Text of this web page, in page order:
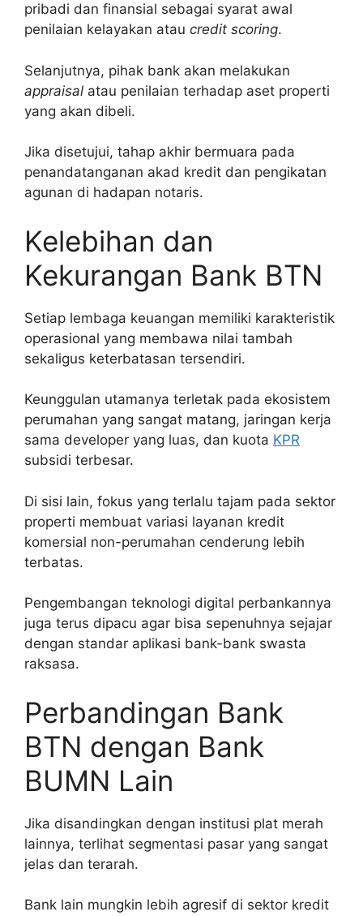
pribadi dan finansial sebagai syarat awal
penilaian kelayakan atau credit scoring.
Selanjutnya, pihak bank akan melakukan
appraisal atau penilaian terhadap aset properti
yang akan dibeli.
Jika disetujui, tahap akhir bermuara pada
penandatanganan akad kredit dan pengikatan
agunan di hadapan notaris.
Kelebihan dan
Kekurangan Bank BTN
Setiap lembaga keuangan memiliki karakteristik
operasional yang membawa nilai tambah
sekaligus keterbatasan tersendiri.
Keunggulan utamanya terletak pada ekosistem
perumahan yang sangat matang, jaringan kerja
sama developer yang luas, dan kuota KPR
subsidi terbesar.
Di sisi lain, fokus yang terlalu tajam pada sektor
properti membuat variasi layanan kredit
komersial non-perumahan cenderung lebih
terbatas.
Pengembangan teknologi digital perbankannya
juga terus dipacu agar bisa sepenuhnya sejajar
dengan standar aplikasi bank-bank swasta
raksasa.
Perbandingan Bank
BTN dengan Bank
BUMN Lain
Jika disandingkan dengan institusi plat merah
lainnya, terlihat segmentasi pasar yang sangat
jelas dan terarah.
Bank lain mungkin lebih agresif di sektor kredit